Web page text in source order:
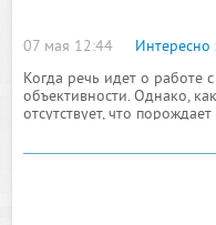
07 мая 12:44
Интересно
Когда речь идет о работе
объективности. Однако,
отсутствует, что